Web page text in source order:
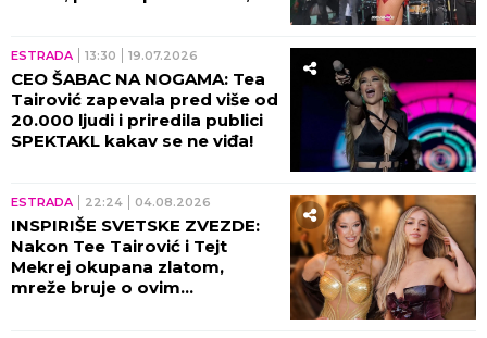
ESTRADA 13:30 19.07.2026
CEO ŠABAC NA NOGAMA: Tea
Tairović zapevala pred više od
20.000 ljudi i priredila publici
SPEKTAKL kakav se ne viđa!
ESTRADA 22:24 04.08.2026
INSPIRIŠE SVETSKE ZVEZDE:
Nakon Tee Tairović i Tejt
Mekrej okupana zlatom,
mreže bruje o ovim